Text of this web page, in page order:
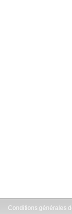
Conditions générales